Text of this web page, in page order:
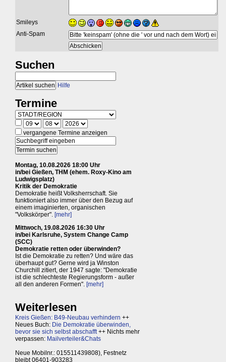
Smileys
Anti-Spam
Suchen
Hilfe
Termine
vergangene Termine anzeigen
Montag, 10.08.2026 18:00 Uhr
in/bei Gießen, THM (ehem. Roxy-Kino am
Ludwigsplatz)
Kritik der Demokratie
Demokratie heißt Volksherrschaft. Sie
funktioniert also immer über den Bezug auf
einem imaginierten, organischen
"Volkskörper". [mehr]
Mittwoch, 19.08.2026 16:30 Uhr
in/bei Karlsruhe, System Change Camp
(SCC)
Demokratie retten oder überwinden?
Ist die Demokratie zu retten? Und wäre das
überhaupt gut? Gerne wird ja Winston
Churchill zitiert, der 1947 sagte: "Demokratie
ist die schlechteste Regierungsform - außer
all den anderen Formen". [mehr]
Weiterlesen
Kreis Gießen: B49-Neubau verhindern ++
Neues Buch: Die Demokratie überwinden,
bevor sie sich selbst abschafft++ Nichts mehr
verpassen: Mailverteiler&Chats
Neue Mobilnr.: 015511439808), Festnetz
bleibt 06401-903283